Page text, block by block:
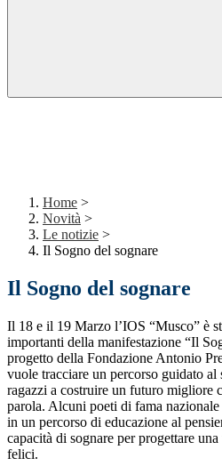
Home >
Novità >
Le notizie >
Il Sogno del sognare
Il Sogno del sognare
Il 18 e il 19 Marzo l’IOS “Musco” è
importanti della manifestazione “Il
progetto della Fondazione Antonio
vuole tracciare un percorso guidato al
ragazzi a costruire un futuro migliore
parola. Alcuni poeti di fama
in un percorso di educazione al
capacità di sognare per progettare
felici.